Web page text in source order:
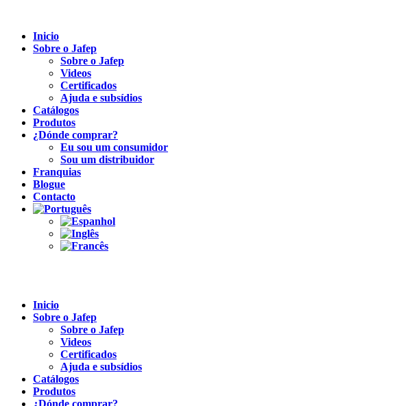
Inicio
Sobre o Jafep
Sobre o Jafep
Videos
Certificados
Ajuda e subsídios
Catálogos
Produtos
¿Dónde comprar?
Eu sou um consumidor
Sou um distribuidor
Franquias
Blogue
Contacto
Inicio
Sobre o Jafep
Sobre o Jafep
Videos
Certificados
Ajuda e subsídios
Catálogos
Produtos
¿Dónde comprar?